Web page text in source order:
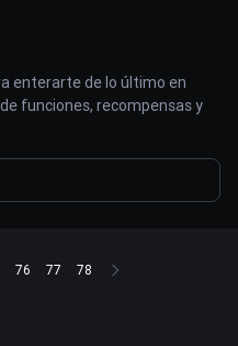
enterarte de lo último en
funciones, recompensas y
76 77 78